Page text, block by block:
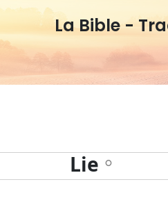
La Bible -
Lie A